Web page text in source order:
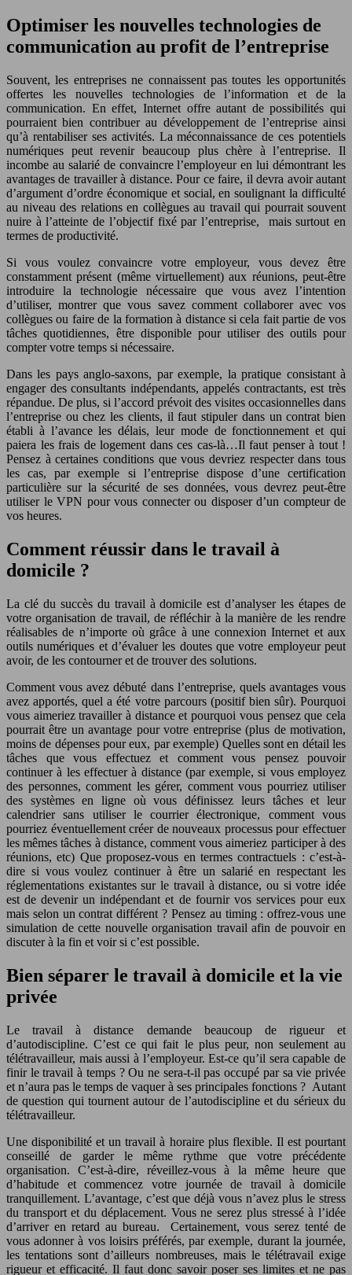
Optimiser les nouvelles technologies de
communication au profit de l’entreprise
Souvent, les entreprises ne connaissent pas toutes les opportunités
offertes les nouvelles technologies de l’information et de la
communication. En effet, Internet offre autant de possibilités qui
pourraient bien contribuer au développement de l’entreprise ainsi
qu’à rentabiliser ses activités. La méconnaissance de ces potentiels
numériques peut revenir beaucoup plus chère à l’entreprise. Il
incombe au salarié de convaincre l’employeur en lui démontrant les
avantages de travailler à distance. Pour ce faire, il devra avoir autant
d’argument d’ordre économique et social, en soulignant la difficulté
au niveau des relations en collègues au travail qui pourrait souvent
nuire à l’atteinte de l’objectif fixé par l’entreprise, mais surtout en
termes de productivité.
Si vous voulez convaincre votre employeur, vous devez être
constamment présent (même virtuellement) aux réunions, peut-être
introduire la technologie nécessaire que vous avez l’intention
d’utiliser, montrer que vous savez comment collaborer avec vos
collègues ou faire de la formation à distance si cela fait partie de vos
tâches quotidiennes, être disponible pour utiliser des outils pour
compter votre temps si nécessaire.
Dans les pays anglo-saxons, par exemple, la pratique consistant à
engager des consultants indépendants, appelés contractants, est très
répandue. De plus, si l’accord prévoit des visites occasionnelles dans
l’entreprise ou chez les clients, il faut stipuler dans un contrat bien
établi à l’avance les délais, leur mode de fonctionnement et qui
paiera les frais de logement dans ces cas-là…Il faut penser à tout !
Pensez à certaines conditions que vous devriez respecter dans tous
les cas, par exemple si l’entreprise dispose d’une certification
particulière sur la sécurité de ses données, vous devrez peut-être
utiliser le VPN pour vous connecter ou disposer d’un compteur de
vos heures.
Comment réussir dans le travail à
domicile ?
La clé du succès du travail à domicile est d’analyser les étapes de
votre organisation de travail, de réfléchir à la manière de les rendre
réalisables de n’importe où grâce à une connexion Internet et aux
outils numériques et d’évaluer les doutes que votre employeur peut
avoir, de les contourner et de trouver des solutions.
Comment vous avez débuté dans l’entreprise, quels avantages vous
avez apportés, quel a été votre parcours (positif bien sûr). Pourquoi
vous aimeriez travailler à distance et pourquoi vous pensez que cela
pourrait être un avantage pour votre entreprise (plus de motivation,
moins de dépenses pour eux, par exemple) Quelles sont en détail les
tâches que vous effectuez et comment vous pensez pouvoir
continuer à les effectuer à distance (par exemple, si vous employez
des personnes, comment les gérer, comment vous pourriez utiliser
des systèmes en ligne où vous définissez leurs tâches et leur
calendrier sans utiliser le courrier électronique, comment vous
pourriez éventuellement créer de nouveaux processus pour effectuer
les mêmes tâches à distance, comment vous aimeriez participer à des
réunions, etc) Que proposez-vous en termes contractuels : c’est-à-
dire si vous voulez continuer à être un salarié en respectant les
réglementations existantes sur le travail à distance, ou si votre idée
est de devenir un indépendant et de fournir vos services pour eux
mais selon un contrat différent ? Pensez au timing : offrez-vous une
simulation de cette nouvelle organisation travail afin de pouvoir en
discuter à la fin et voir si c’est possible.
Bien séparer le travail à domicile et la vie
privée
Le travail à distance demande beaucoup de rigueur et
d’autodiscipline. C’est ce qui fait le plus peur, non seulement au
télétravailleur, mais aussi à l’employeur. Est-ce qu’il sera capable de
finir le travail à temps ? Ou ne sera-t-il pas occupé par sa vie privée
et n’aura pas le temps de vaquer à ses principales fonctions ? Autant
de question qui tournent autour de l’autodiscipline et du sérieux du
télétravailleur.
Une disponibilité et un travail à horaire plus flexible. Il est pourtant
conseillé de garder le même rythme que votre précédente
organisation. C’est-à-dire, réveillez-vous à la même heure que
d’habitude et commencez votre journée de travail à domicile
tranquillement. L’avantage, c’est que déjà vous n’avez plus le stress
du transport et du déplacement. Vous ne serez plus stressé à l’idée
d’arriver en retard au bureau. Certainement, vous serez tenté de
vous adonner à vos loisirs préférés, par exemple, durant la journée,
les tentations sont d’ailleurs nombreuses, mais le télétravail exige
rigueur et efficacité. Il faut donc savoir poser ses limites et ne pas